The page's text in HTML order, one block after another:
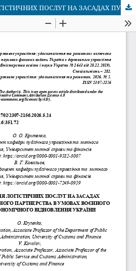
ТРАНСФОРМАЦІЯ ЛОГІСТИЧНИХ ПОСЛУГ НА ЗАСАДАХ ПУБЛІЧНО-ПРИВАТНОГО ПАРТНЕРСТВА В УМОВАХ ВОЄННОГО СТАНУ ТА ЕКОНОМІЧНОГО ВІДНОВЛЕННЯ УКРАЇНИ